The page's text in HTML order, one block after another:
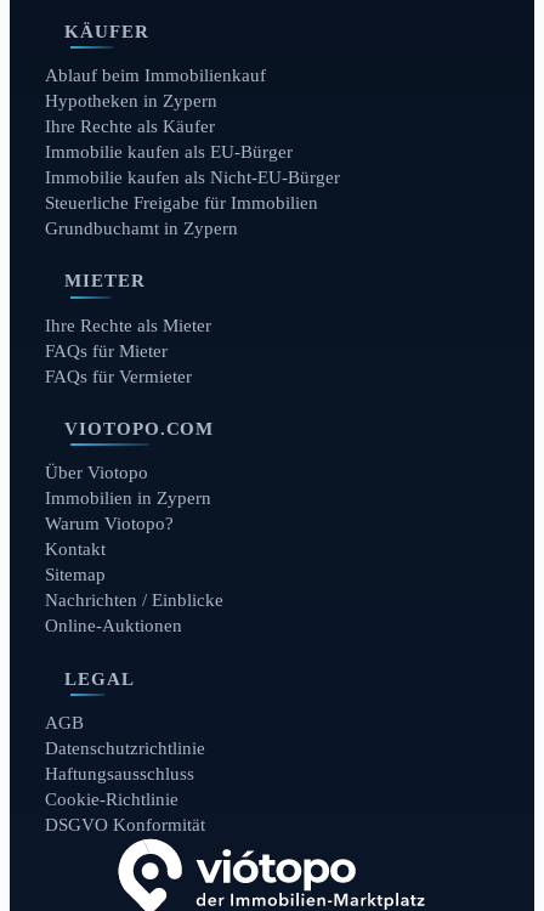
KÄUFER
Ablauf beim Immobilienkauf
Hypotheken in Zypern
Ihre Rechte als Käufer
Immobilie kaufen als EU-Bürger
Immobilie kaufen als Nicht-EU-Bürger
Steuerliche Freigabe für Immobilien
Grundbuchamt in Zypern
MIETER
Ihre Rechte als Mieter
FAQs für Mieter
FAQs für Vermieter
VIOTOPO.COM
Über Viotopo
Immobilien in Zypern
Warum Viotopo?
Kontakt
Sitemap
Nachrichten / Einblicke
Online-Auktionen
LEGAL
AGB
Datenschutzrichtlinie
Haftungsausschluss
Cookie-Richtlinie
DSGVO Konformität